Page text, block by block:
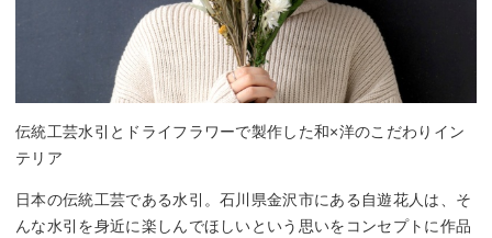
伝統工芸水引とドライフラワーで製作した和×洋のこだわりイン
テリア
日本の伝統工芸である水引。石川県金沢市にある自遊花人は、そ
んな水引を身近に楽しんでほしいという思いをコンセプトに作品